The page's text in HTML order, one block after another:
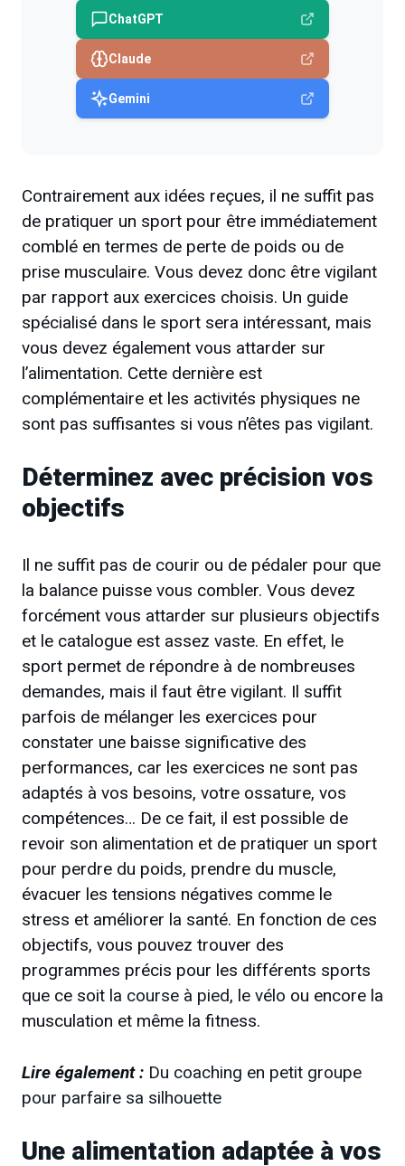
ChatGPT
Claude
Gemini
Contrairement aux idées reçues, il ne suffit pas
de pratiquer un sport pour être immédiatement
comblé en termes de perte de poids ou de
prise musculaire. Vous devez donc être vigilant
par rapport aux exercices choisis. Un guide
spécialisé dans le sport sera intéressant, mais
vous devez également vous attarder sur
l’alimentation. Cette dernière est
complémentaire et les activités physiques ne
sont pas suffisantes si vous n’êtes pas vigilant.
Déterminez avec précision vos
objectifs
Il ne suffit pas de courir ou de pédaler pour que
la balance puisse vous combler. Vous devez
forcément vous attarder sur plusieurs objectifs
et le catalogue est assez vaste. En effet, le
sport permet de répondre à de nombreuses
demandes, mais il faut être vigilant. Il suffit
parfois de mélanger les exercices pour
constater une baisse significative des
performances, car les exercices ne sont pas
adaptés à vos besoins, votre ossature, vos
compétences… De ce fait, il est possible de
revoir son alimentation et de pratiquer un sport
pour perdre du poids, prendre du muscle,
évacuer les tensions négatives comme le
stress et améliorer la santé. En fonction de ces
objectifs, vous pouvez trouver des
programmes précis pour les différents sports
que ce soit la course à pied, le vélo ou encore la
musculation et même la fitness.
Lire également : Du coaching en petit groupe
pour parfaire sa silhouette
Une alimentation adaptée à vos